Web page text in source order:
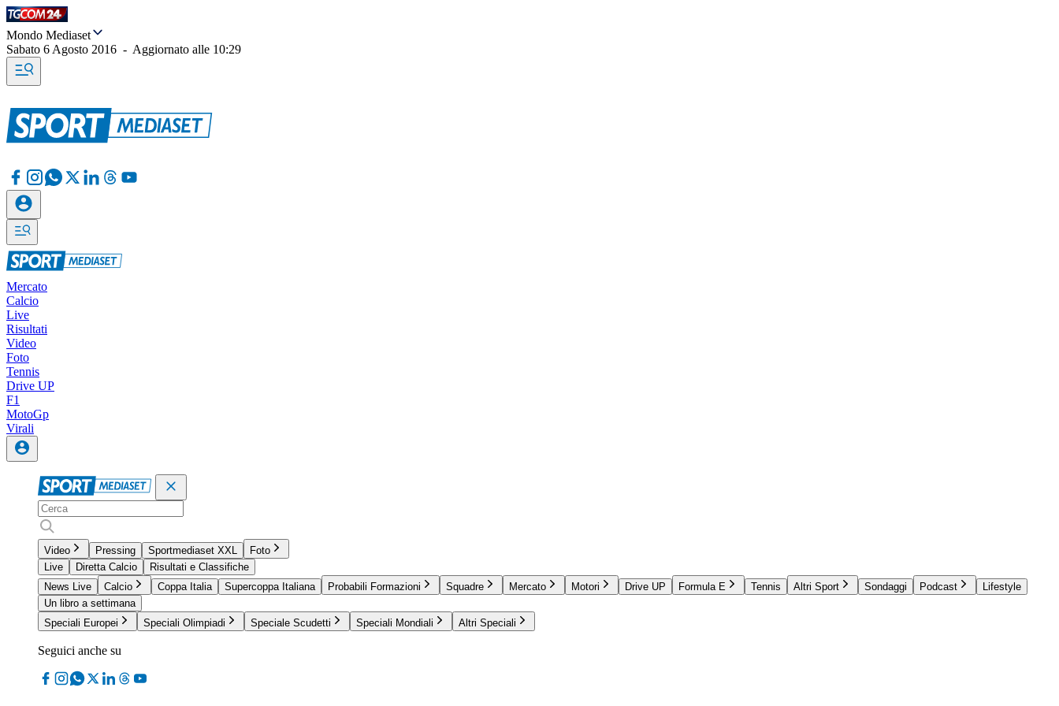
Mondo Mediaset
Sabato 6 Agosto 2016 - Aggiornato alle 10:29
Mercato
Calcio
Live
Risultati
Video
Foto
Tennis
Drive UP
F1
MotoGp
Virali
Video Pressing Sportmediaset XXL
Foto
Live
Diretta Calcio
Risultati e Classifiche
News Live
Calcio Coppa Italia Supercoppa Italiana Probabili Formazioni Squadre Mercato Motori Drive UP Formula E Tennis Altri Sport Sondaggi Podcast
Lifestyle
Un libro a settimana
Speciali Europei
Speciali Olimpiadi Speciale Scudetti Speciali Mondiali Altri Speciali
Seguici anche su